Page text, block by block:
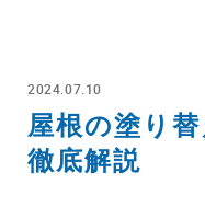
2024.07.10
屋根の塗り
徹底解説